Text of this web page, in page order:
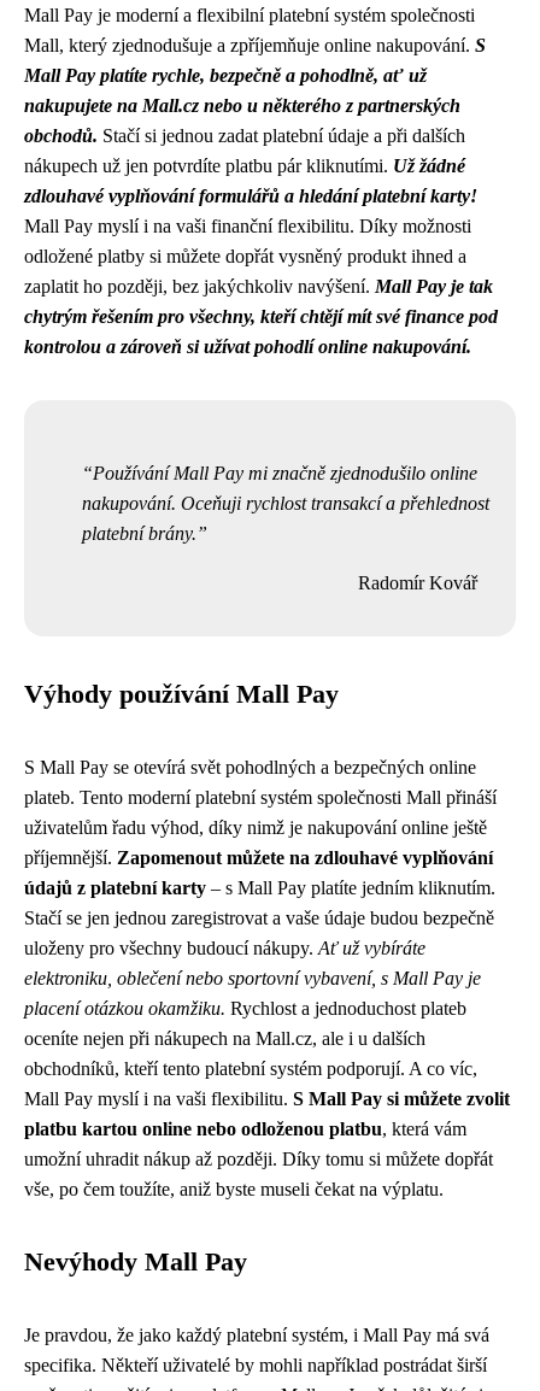
Mall Pay je moderní a flexibilní platební systém společnosti
Mall, který zjednodušuje a zpříjemňuje online nakupování. S
Mall Pay platíte rychle, bezpečně a pohodlně, ať už
nakupujete na Mall.cz nebo u některého z partnerských
obchodů. Stačí si jednou zadat platební údaje a při dalších
nákupech už jen potvrdíte platbu pár kliknutími. Už žádné
zdlouhavé vyplňování formulářů a hledání platební karty!
Mall Pay myslí i na vaši finanční flexibilitu. Díky možnosti
odložené platby si můžete dopřát vysněný produkt ihned a
zaplatit ho později, bez jakýchkoliv navýšení. Mall Pay je tak
chytrým řešením pro všechny, kteří chtějí mít své finance pod
kontrolou a zároveň si užívat pohodlí online nakupování.
Používání Mall Pay mi značně zjednodušilo online
nakupování. Oceňuji rychlost transakcí a přehlednost
platební brány.
Radomír Kovář
Výhody používání Mall Pay
S Mall Pay se otevírá svět pohodlných a bezpečných online
plateb. Tento moderní platební systém společnosti Mall přináší
uživatelům řadu výhod, díky nimž je nakupování online ještě
příjemnější. Zapomenout můžete na zdlouhavé vyplňování
údajů z platební karty – s Mall Pay platíte jedním kliknutím.
Stačí se jen jednou zaregistrovat a vaše údaje budou bezpečně
uloženy pro všechny budoucí nákupy. Ať už vybíráte
elektroniku, oblečení nebo sportovní vybavení, s Mall Pay je
placení otázkou okamžiku. Rychlost a jednoduchost plateb
oceníte nejen při nákupech na Mall.cz, ale i u dalších
obchodníků, kteří tento platební systém podporují. A co víc,
Mall Pay myslí i na vaši flexibilitu. S Mall Pay si můžete zvolit
platbu kartou online nebo odloženou platbu, která vám
umožní uhradit nákup až později. Díky tomu si můžete dopřát
vše, po čem toužíte, aniž byste museli čekat na výplatu.
Nevýhody Mall Pay
Je pravdou, že jako každý platební systém, i Mall Pay má svá
specifika. Někteří uživatelé by mohli například postrádat širší